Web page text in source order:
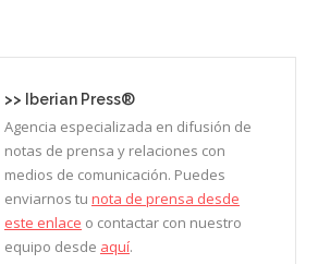
X
LinkedInPinterestWhatsApp
>> Iberian Press®
Agencia especializada en difusión de
notas de prensa y relaciones con
medios de comunicación. Puedes
enviarnos tu nota de prensa desde
este enlace o contactar con nuestro
equipo desde aquí.